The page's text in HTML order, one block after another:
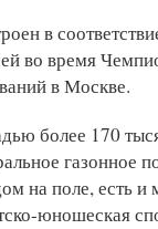
в
во время
в Москве.
более 170
газонное
на поле, есть и
юношеская